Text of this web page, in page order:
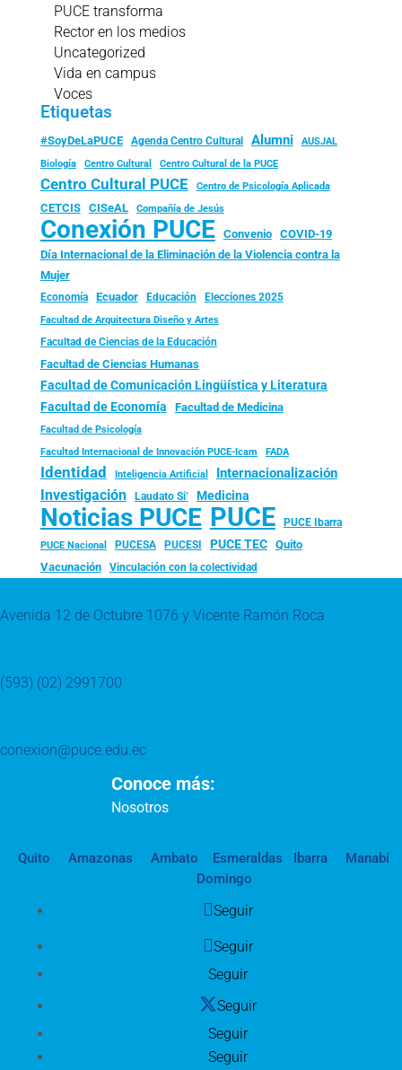
PUCE transforma
Rector en los medios
Uncategorized
Vida en campus
Voces
Etiquetas
#SoyDeLaPUCE Agenda Centro Cultural Alumni
AUSJAL
Biología
Centro Cultural Centro Cultural de la PUCE
Centro Cultural PUCE Centro de Psicología Aplicada
CETCIS CISeAL Compañía de Jesús
Conexión PUCE Convenio
COVID-19
Día Internacional de la Eliminación de la Violencia contra la
Mujer
Economía Ecuador Educación Elecciones 2025
Facultad de Arquitectura Diseño y Artes
Facultad de Ciencias de la Educación
Facultad de Ciencias Humanas
Facultad de Comunicación Lingüística y Literatura
Facultad de Economía Facultad de Medicina
Facultad de Psicología
Facultad Internacional de Innovación PUCE-Icam FADA
Identidad Inteligencia Artificial Internacionalización
Investigación Laudato Si’ Medicina
Noticias PUCE PUCE PUCE Ibarra
PUCE Nacional PUCESA PUCESI PUCE TEC
Quito
Vacunación
Vinculación con la colectividad
Avenida 12 de Octubre 1076 y Vicente Ramón Roca
(593) (02) 2991700
conexion@puce.edu.ec
Conoce más:
Nosotros
Quito Amazonas Ambato Esmeraldas Ibarra
Manabí
Domingo
Seguir
Seguir
Seguir
Seguir
Seguir
Seguir